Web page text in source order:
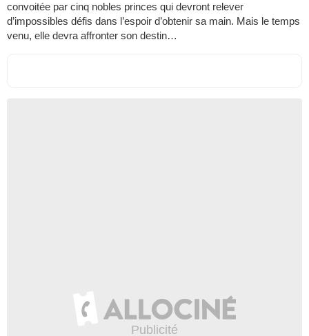
convoitée par cinq nobles princes qui devront relever
d’impossibles défis dans l’espoir d’obtenir sa main. Mais le temps
venu, elle devra affronter son destin…